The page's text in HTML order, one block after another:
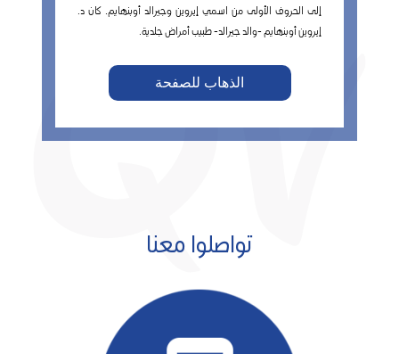
إلى الحروف الأولى من اسمي إيروين وجيرالد أوبنهايم. كان د.
إيروين أوبنهايم -والد جيرالد- طبيب أمراض جلدية.
الذهاب للصفحة
تواصلوا معنا